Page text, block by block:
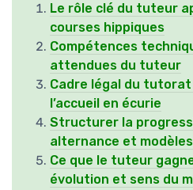
Le rôle clé du tuteur
courses hippiques
Compétences
attendues du tuteur
Cadre légal du
l’accueil en écurie
Structurer la
alternance et
Ce que le tuteur
évolution et sens du